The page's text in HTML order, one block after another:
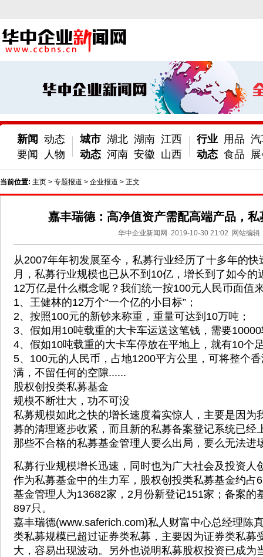
新闻
要闻
动态
人物
城市
动态
湖北 湖南 江西
河南 安徽 山西
行业
动态
用品
食品
当前位置: 主页 > 专题报道 > 企业报道 > 正文
嘉丰瑞德：高净值资产需配高端产品，
华中企业新闻网 2019-10-30 21:02 网站编辑
从2007年年初发展至今，私募行业经历了十多年的
月，私募行业规模也已从不到10亿，增长到了如今的
12万亿是什么概念呢？我们统一按100元人民币面值
1、王健林的12万个“一个亿的小目标”；
2、按照100元的新钞来称重，重量可达到10万吨；
3、假如用10吨载重的大卡车运送这笔钱，需要
4、假如10吨载重的大卡车停放在平地上，就有10个
5、100元的人民币，占地1200平方公里，可将整个
满，不留任何的空隙......
股权创投类私募基金
规模不断壮大，功不可没
私募规模如此之快的增长速度着实惊人，主要是因为
募的清理逐步收紧，而且新的私募备案登记系统已经
那些不合格的私募基金管理人要么出局，要么无法进
私募行业规模增长迅速，同时也为广大社会及投资人
作为私募基金中的生力军，股权创投类私募基金约占
基金管理人为13682家，2月份新登记151家；备案的
897只。
嘉丰瑞德(www.saferich.com)私人财富中心总经理陈
类私募规模已超过证券类私募，主要因为证券类私募
大，容易出现波动。另外也说明私募股权投资已成为